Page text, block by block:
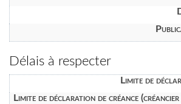
Délais à respecter
Limite de
Limite de déclaration de créance